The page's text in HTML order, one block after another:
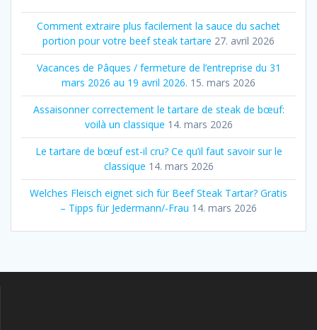
Comment extraire plus facilement la sauce du sachet
portion pour votre beef steak tartare 27. avril 2026
Vacances de Pâques / fermeture de l’entreprise du 31
mars 2026 au 19 avril 2026. 15. mars 2026
Assaisonner correctement le tartare de steak de bœuf:
voilà un classique 14. mars 2026
Le tartare de bœuf est-il cru? Ce qu’il faut savoir sur le
classique 14. mars 2026
Welches Fleisch eignet sich für Beef Steak Tartar? Gratis
– Tipps für Jedermann/-Frau 14. mars 2026